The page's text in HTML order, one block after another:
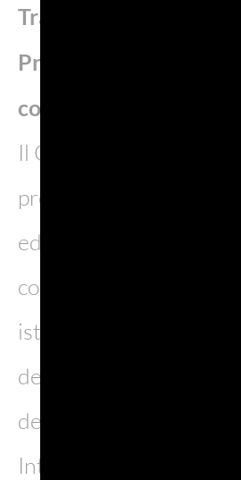
Tra cultura, sport e
Prosecco DOC come
convivialità
Il Consorzio rafforza
presenza in contesti
ed enogastronomici di
collaborando con
istituzioni giapponesi.
della Cucina Italiana
dedicati al panettone,
International